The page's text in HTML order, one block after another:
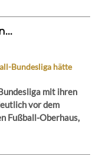
Bundesliga hätte
mit ihren
vor dem
Fußball-Oberhaus,